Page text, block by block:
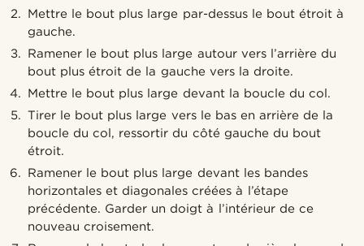
Mettre le bout plus large par-dessus le bout étroit à
gauche.
Ramener le bout plus large autour vers l’arrière du
bout plus étroit de la gauche vers la droite.
Mettre le bout plus large devant la boucle du col.
Tirer le bout plus large vers le bas en arrière de la
boucle du col, ressortir du côté gauche du bout
étroit.
Ramener le bout plus large devant les bandes
horizontales et diagonales créées à l’étape
précédente. Garder un doigt à l’intérieur de ce
nouveau croisement.